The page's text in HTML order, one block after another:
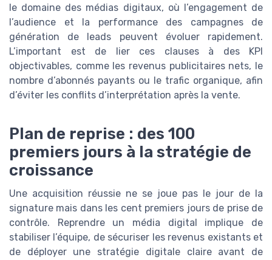
le domaine des médias digitaux, où l’engagement de
l’audience et la performance des campagnes de
génération de leads peuvent évoluer rapidement.
L’important est de lier ces clauses à des KPI
objectivables, comme les revenus publicitaires nets, le
nombre d’abonnés payants ou le trafic organique, afin
d’éviter les conflits d’interprétation après la vente.
Plan de reprise : des 100
premiers jours à la stratégie de
croissance
Une acquisition réussie ne se joue pas le jour de la
signature mais dans les cent premiers jours de prise de
contrôle. Reprendre un média digital implique de
stabiliser l’équipe, de sécuriser les revenus existants et
de déployer une stratégie digitale claire avant de